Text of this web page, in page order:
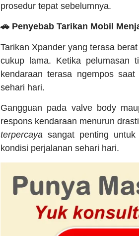
prosedur tepat sebelumnya.
🚗 Penyebab Tarikan Mobil
Tarikan Xpander yang terasa
cukup lama. Ketika pelumasan
kendaraan terasa ngempos
sehari hari.
Gangguan pada valve body
respons kendaraan menurun
terpercaya sangat penting
kondisi perjalanan sehari hari.